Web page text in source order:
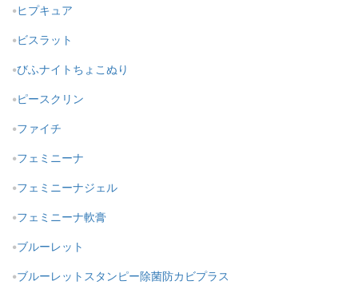
ヒプキュア
ビスラット
びふナイトちょこぬり
ピースクリン
ファイチ
フェミニーナ
フェミニーナジェル
フェミニーナ軟膏
ブルーレット
ブルーレットスタンピー除菌防カビプラス